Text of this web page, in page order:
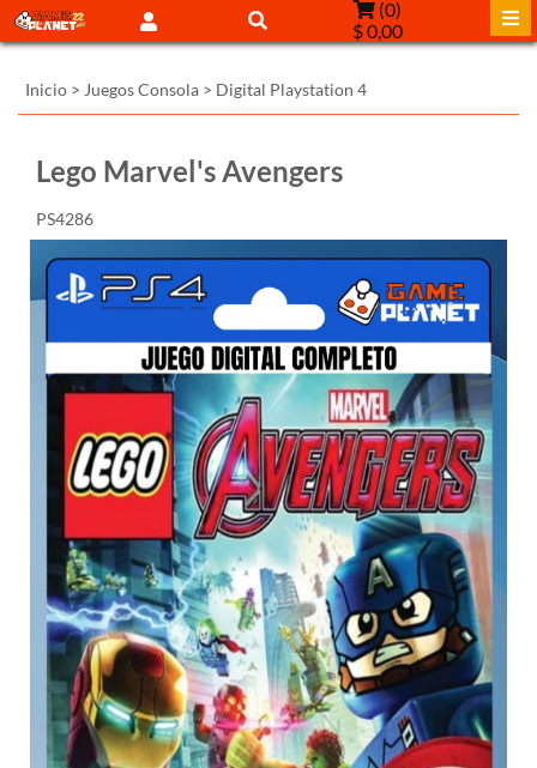
(0)
$ 0,00
Inicio > Juegos Consola > Digital Playstation 4
Lego Marvel's Avengers
PS4286